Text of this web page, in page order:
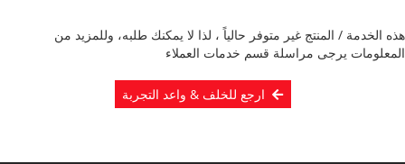
هذه الخدمة / المنتج غير متوفر حالياً ، لذا لا يمكنك طلبه، وللمزيد من
المعلومات يرجى مراسلة قسم خدمات العملاء
ارجع للخلف & واعد التجربة